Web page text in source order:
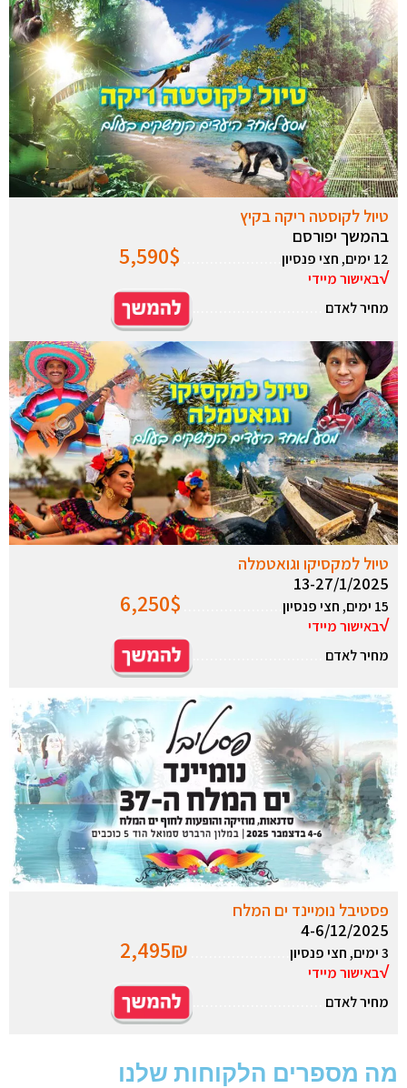
טיול לקוסטה ריקה בקיץ
בהמשך יפורסם
12 ימים, חצי פנסיון 5,590$
√באישור מיידי
מחיר לאדם
טיול למקסיקו וגואטמלה
13-27/1/2025
15 ימים, חצי פנסיון 6,250$
√באישור מיידי
מחיר לאדם
פסטיבל נומיינד ים המלח
4-6/12/2025
3 ימים, חצי פנסיון 2,495₪
√באישור מיידי
מחיר לאדם
מה מספרים הלקוחות שלנו